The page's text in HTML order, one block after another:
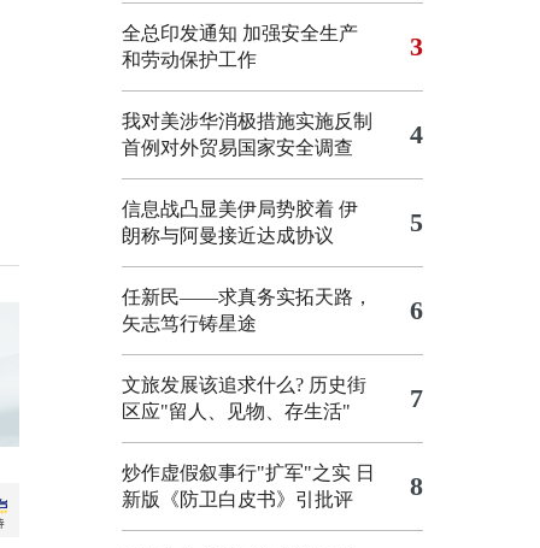
全总印发通知 加强安全生产
和劳动保护工作
3
我对美涉华消极措施实施反制
首例对外贸易国家安全调查
4
信息战凸显美伊局势胶着 伊
朗称与阿曼接近达成协议
5
任新民——求真务实拓天路，
矢志笃行铸星途
6
文旅发展该追求什么? 历史街
区应"留人、见物、存生活"
7
炒作虚假叙事行"扩军"之实 日
新版《防卫白皮书》引批评
8